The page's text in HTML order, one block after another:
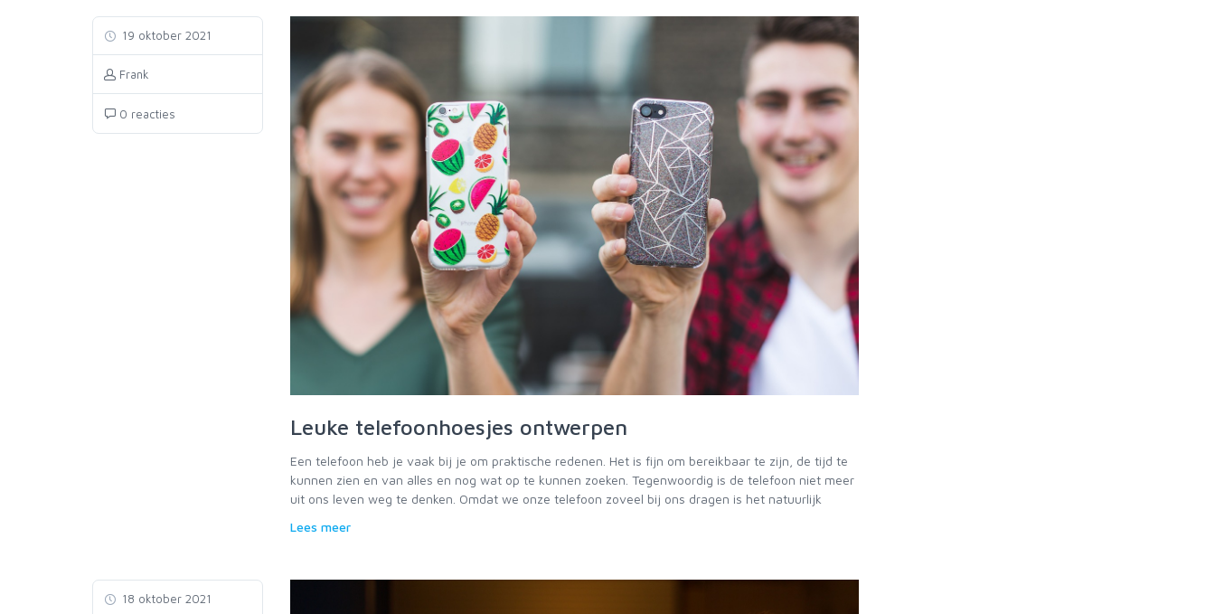
19 oktober 2021
Frank
0 reacties
Leuke telefoonhoesjes ontwerpen
Een telefoon heb je vaak bij je om praktische redenen. Het is fijn om bereikbaar te zijn, de tijd te
kunnen zien en van alles en nog wat op te kunnen zoeken. Tegenwoordig is de telefoon niet meer
uit ons leven weg te denken. Omdat we onze telefoon zoveel bij ons dragen is het natuurlijk
Lees meer
18 oktober 2021